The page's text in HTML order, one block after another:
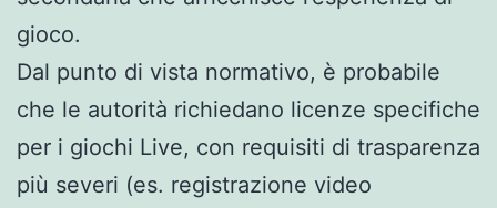
gioco.
Dal punto di vista normativo, è probabile
che le autorità richiedano licenze specifiche
per i giochi Live, con requisiti di trasparenza
più severi (es. registrazione video